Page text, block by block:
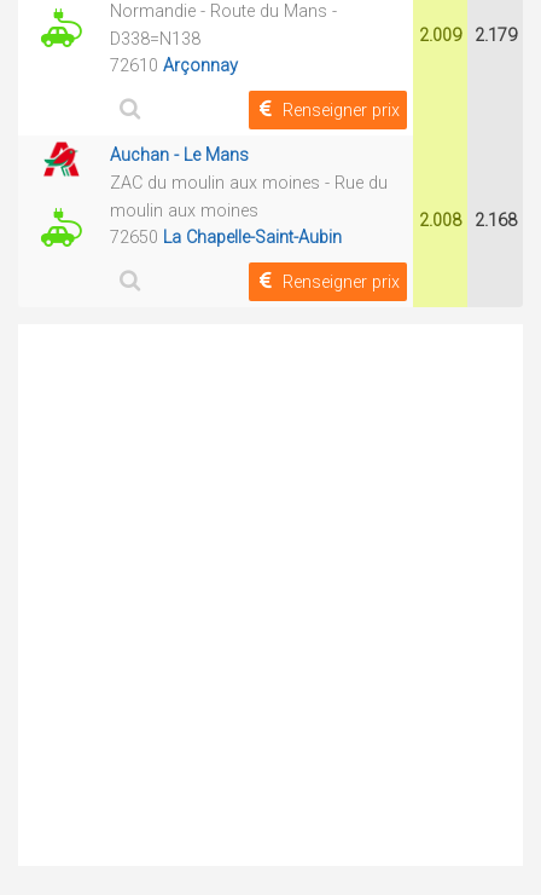
Normandie - Route du Mans -
D338=N138
72610 Arçonnay
Renseigner prix
2.009 2.179
Auchan - Le Mans
ZAC du moulin aux moines - Rue du
moulin aux moines
72650 La Chapelle-Saint-Aubin
Renseigner prix
2.008 2.168